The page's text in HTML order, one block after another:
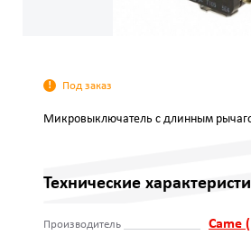
Под заказ
Микровыключатель с длинным
Технические
Производитель Came